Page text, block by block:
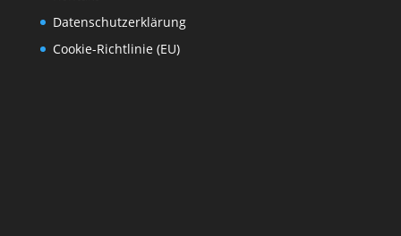
Datenschutzerklärung
Cookie-Richtlinie (EU)